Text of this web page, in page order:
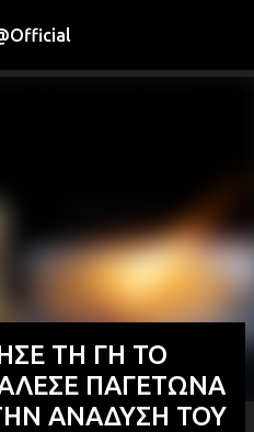
ΤΗ ΓΗ ΤΟ
ΠΑΓΕΤΩΝΑ
ΑΝΑΔΥΣΗ ΤΟΥ